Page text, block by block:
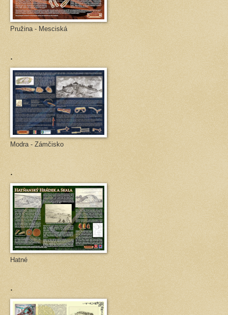
Pružina - Mesciská
.
Modra - Zámčisko
.
Hatné
.